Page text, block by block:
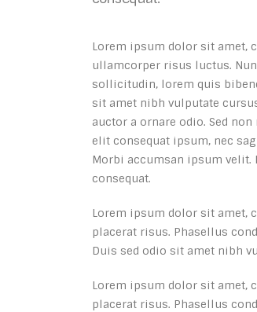
Lorem ipsum dolor sit amet,
ullamcorper risus luctus.
sollicitudin, lorem quis
sit amet nibh vulputate
auctor a ornare odio. Sed
elit consequat ipsum, nec
Morbi accumsan ipsum velit.
consequat.
Lorem ipsum dolor sit amet,
placerat risus. Phasellus
Duis sed odio sit amet nibh
Lorem ipsum dolor sit amet,
placerat risus. Phasellus